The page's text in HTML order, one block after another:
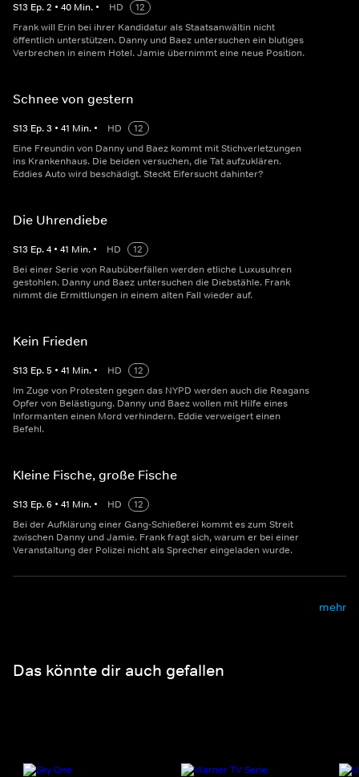
S13 Ep.2 • 40 Min. • HD
12
Frank will Erin bei ihrer Kandidatur als Staatsanwältin nicht
öffentlich unterstützen. Danny und Baez untersuchen ein blutiges
Verbrechen in einem Hotel. Jamie übernimmt eine neue Position.
Schnee von gestern
S13 Ep.3 • 41 Min. • HD
12
Eine Freundin von Danny und Baez kommt mit Stichverletzungen
ins Krankenhaus. Die beiden versuchen, die Tat aufzuklären.
Eddies Auto wird beschädigt. Steckt Eifersucht dahinter?
Die Uhrendiebe
S13 Ep.4 • 41 Min. • HD
12
Bei einer Serie von Raubüberfällen werden etliche Luxusuhren
gestohlen. Danny und Baez untersuchen die Diebstähle. Frank
nimmt die Ermittlungen in einem alten Fall wieder auf.
Kein Frieden
S13 Ep.5 • 41 Min. • HD
12
Im Zuge von Protesten gegen das NYPD werden auch die Reagans
Opfer von Belästigung. Danny und Baez wollen mit Hilfe eines
Informanten einen Mord verhindern. Eddie verweigert einen
Befehl.
Kleine Fische, große Fische
S13 Ep.6 • 41 Min. • HD
12
Bei der Aufklärung einer Gang-Schießerei kommt es zum Streit
zwischen Danny und Jamie. Frank fragt sich, warum er bei einer
Veranstaltung der Polizei nicht als Sprecher eingeladen wurde.
mehr
Das könnte dir auch gefallen